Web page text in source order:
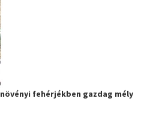
növényi fehérjékben gazdag mély